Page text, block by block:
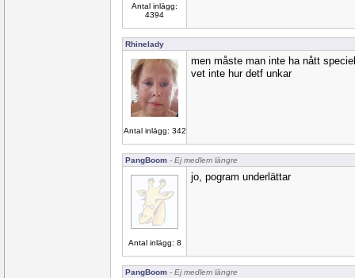
Antal inlägg:
4394
Rhinelady
Antal inlägg: 342
men måste man inte ha nått
vet inte hur detf unkar
PangBoom - Ej medlem längre
Antal inlägg: 8
jo, pogram underlättar
PangBoom - Ej medlem längre